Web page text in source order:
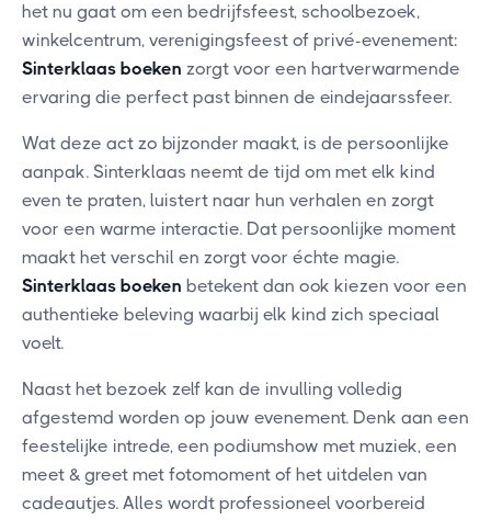
het nu gaat om een bedrijfsfeest, schoolbezoek,
winkelcentrum, verenigingsfeest of privé-evenement:
Sinterklaas boeken zorgt voor een hartverwarmende
ervaring die perfect past binnen de eindejaarssfeer.
Wat deze act zo bijzonder maakt, is de persoonlijke
aanpak. Sinterklaas neemt de tijd om met elk kind
even te praten, luistert naar hun verhalen en zorgt
voor een warme interactie. Dat persoonlijke moment
maakt het verschil en zorgt voor échte magie.
Sinterklaas boeken betekent dan ook kiezen voor een
authentieke beleving waarbij elk kind zich speciaal
voelt.
Naast het bezoek zelf kan de invulling volledig
afgestemd worden op jouw evenement. Denk aan een
feestelijke intrede, een podiumshow met muziek, een
meet & greet met fotomoment of het uitdelen van
cadeautjes. Alles wordt professioneel voorbereid